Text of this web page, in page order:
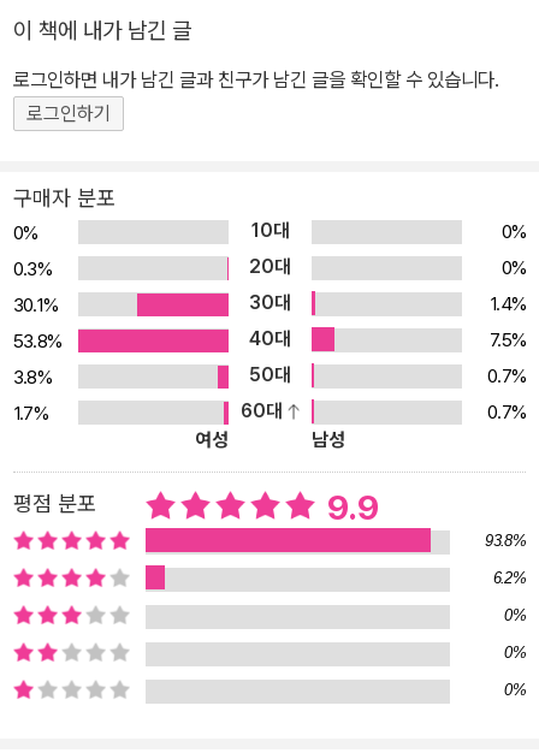
이 책에 내가 남긴 글
로그인하면 내가 남긴 글과 친구가 남긴 글을 확인할 수 있습니다.
로그인하기
구매자 분포
0% 10대
0%
0.3%
20대
0%
30.1%
30대
1.4%
53.8%
40대
7.5%
3.8%
50대
0.7%
1.7%
60대
0.7%
여성
남성
평점 분포 9.9
93.8%
6.2%
0%
0%
0%